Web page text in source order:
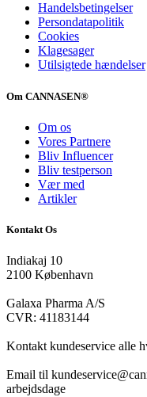
Handelsbetingelser
Persondatapolitik
Cookies
Klagesager
Utilsigtede hændelser
Om CANNASEN®
Om os
Vores Partnere
Bliv Influencer
Bliv testperson
Vær med
Artikler
Kontakt Os
Indiakaj 10
2100 København
Galaxa Pharma A/S
CVR: 41183144
Kontakt kundeservice alle
Email til
arbejdsdage